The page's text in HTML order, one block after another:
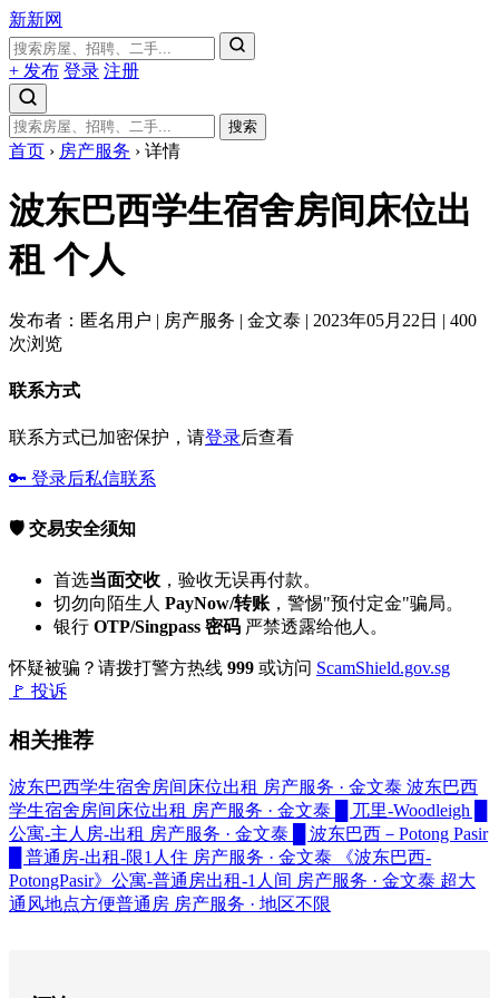
新新网
+ 发布 登录 注册
搜索
首页 › 房产服务 › 详情
波东巴西学生宿舍房间床位出
租个人
发布者：匿名用户 | 房产服务 | 金文泰 | 2023年05月22日 | 400
次浏览
联系方式
联系方式已加密保护，请登录后查看
🔑 登录后私信联系
🛡️ 交易安全须知
首选当面交收 ，验收无误再付款。
切勿向陌生人 PayNow/转账 ，警惕"预付定金"骗局。
银行 OTP/Singpass 密码 严禁透露给他人。
怀疑被骗？请拨打警方热线 999 或访问 ScamShield.gov.sg
🚩 投诉
相关推荐
波东巴西学生宿舍房间床位出租 房产服务 · 金文泰 波东巴西
学生宿舍房间床位出租 房产服务 · 金文泰
█ 兀里-Woodleigh █
公寓-主人房-出租 房产服务 · 金文泰
█ 波东巴西－Potong Pasir
█ 普通房-出租-限1人住 房产服务 · 金文泰
《波东巴西-
PotongPasir》公寓-普通房出租-1人间 房产服务 · 金文泰 超大
通风地点方便普通房 房产服务 · 地区不限